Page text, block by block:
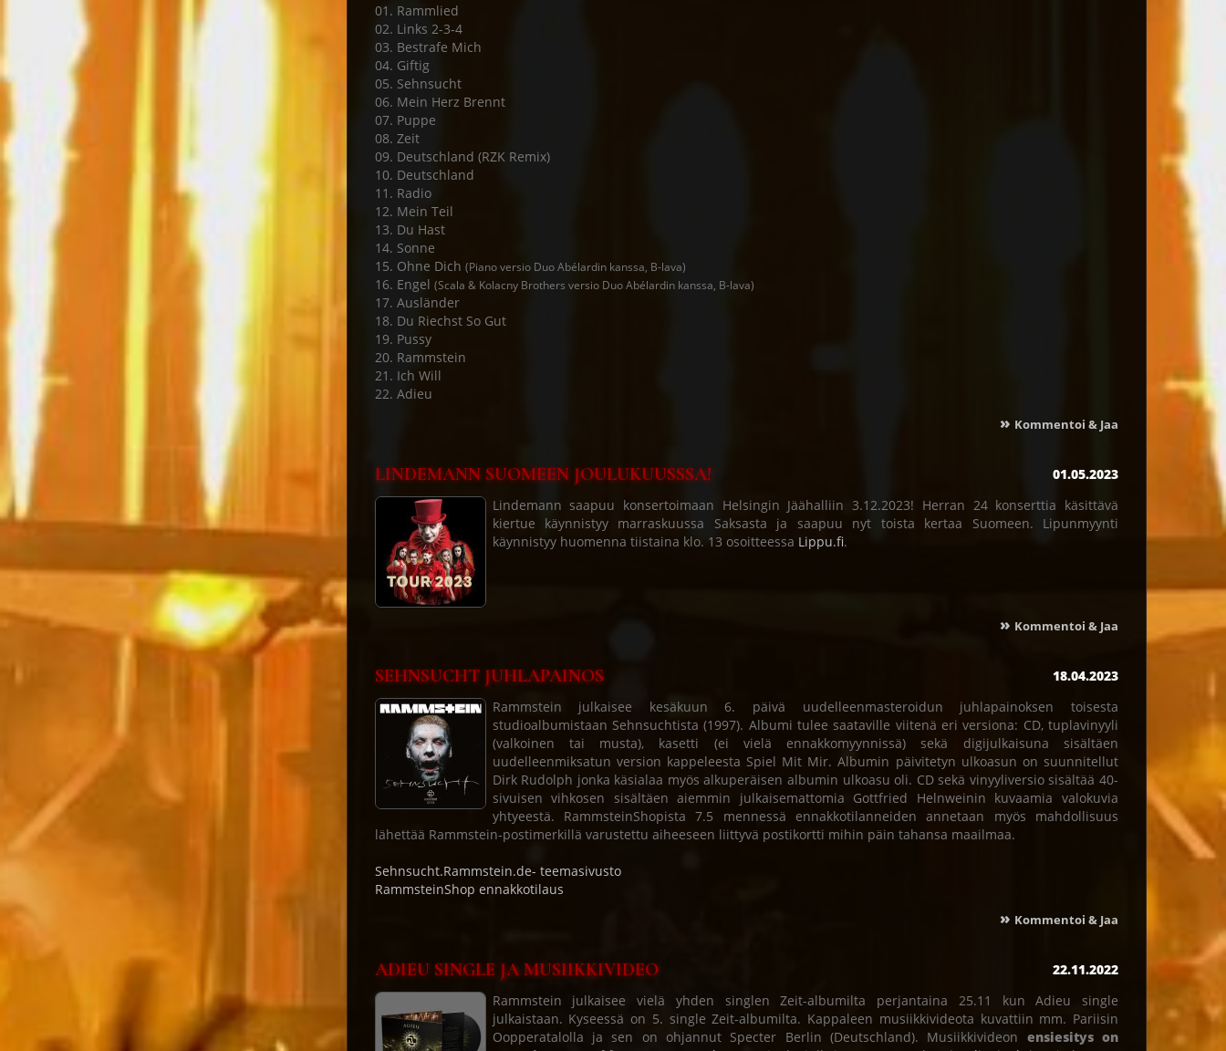
01. Rammlied
02. Links 2-3-4
03. Bestrafe Mich
04. Giftig
05. Sehnsucht
06. Mein Herz Brennt
07. Puppe
08. Zeit
09. Deutschland (RZK Remix)
10. Deutschland
11. Radio
12. Mein Teil
13. Du Hast
14. Sonne
15. Ohne Dich (Piano versio Duo Abélardin kanssa, B-lava)
16. Engel (Scala & Kolacny Brothers versio Duo Abélardin kanssa, B-lava)
17. Ausländer
18. Du Riechst So Gut
19. Pussy
20. Rammstein
21. Ich Will
22. Adieu
» Kommentoi & Jaa
LINDEMANN SUOMEEN JOULUKUUSSSA!
01.05.2023
Lindemann saapuu konsertoimaan Helsingin Jäähalliin 3.12.2023! Herran 24 konserttia käsittävä
kiertue käynnistyy marraskuussa Saksasta ja saapuu nyt toista kertaa Suomeen. Lipunmyynti
käynnistyy huomenna tiistaina klo. 13 osoitteessa Lippu.fi.
» Kommentoi & Jaa
SEHNSUCHT JUHLAPAINOS
18.04.2023
Rammstein julkaisee kesäkuun 6. päivä uudelleenmasteroidun juhlapainoksen toisesta
studioalbumistaan Sehnsuchtista (1997). Albumi tulee saataville viitenä eri versiona: CD, tuplavinyyli
(valkoinen tai musta), kasetti (ei vielä ennakkomyynnissä) sekä digijulkaisuna sisältäen
uudelleenmiksatun version kappeleesta Spiel Mit Mir. Albumin päivitetyn ulkoasun on suunnitellut
Dirk Rudolph jonka käsialaa myös alkuperäisen albumin ulkoasu oli. CD sekä vinyyliversio sisältää 40-
sivuisen vihkosen sisältäen aiemmin julkaisemattomia Gottfried Helnweinin kuvaamia valokuvia
yhtyeestä. RammsteinShopista 7.5 mennessä ennakkotilanneiden annetaan myös mahdollisuus
lähettää Rammstein-postimerkillä varustettu aiheeseen liittyvä postikortti mihin päin tahansa maailmaa.
Sehnsucht.Rammstein.de- teemasivusto
RammsteinShop ennakkotilaus
» Kommentoi & Jaa
ADIEU SINGLE JA MUSIIKKIVIDEO
22.11.2022
Rammstein julkaisee vielä yhden singlen Zeit-albumilta perjantaina 25.11 kun Adieu single
julkaistaan. Kyseessä on 5. single Zeit-albumilta. Kappaleen musiikkivideota kuvattiin mm. Pariisin
Oopperatalolla ja sen on ohjannut Specter Berlin (Deutschland). Musiikkivideon ensiesitys on